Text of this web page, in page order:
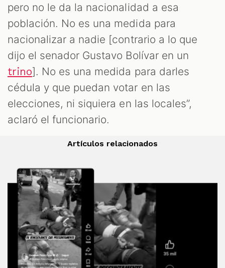
pero no le da la nacionalidad a esa
población. No es una medida para
nacionalizar a nadie [contrario a lo que
dijo el senador Gustavo Bolívar en un
trino]. No es una medida para darles
cédula y que puedan votar en las
elecciones, ni siquiera en las locales”,
aclaró el funcionario.
Artículos relacionados